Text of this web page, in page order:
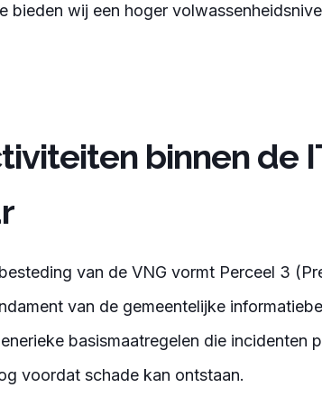
bieden wij een hoger
binnen de
van de VNG vormt Perceel 3
van de gemeentelijke
basismaatregelen die incidenten
voordat schade kan ontstaan.